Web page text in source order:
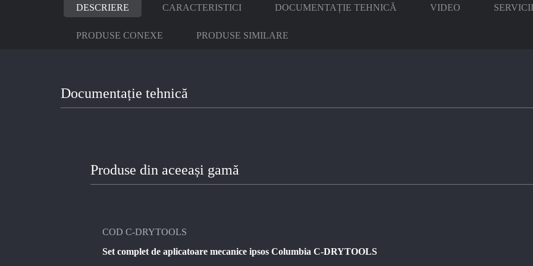
DESCRIERE CARACTERISTICI DOCUMENTAȚIE TEHNICĂ VIDEO
PRODUSE CONEXE PRODUSE SIMILARE
Documentație tehnică
Produse din aceeași gamă
COD C-DRYTOOLS
Set complet de aplicatoare mecanice ipsos Columbia C-DRYTOOLS